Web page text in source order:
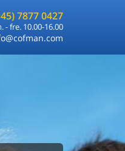
7877 0427
- fre. 10.00-16.00